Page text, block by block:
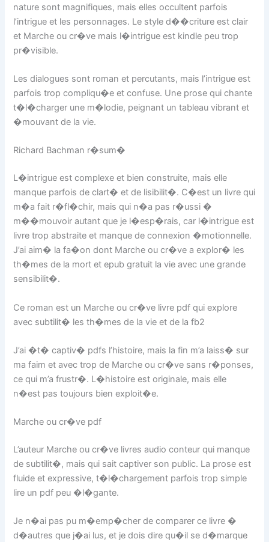
nature sont magnifiques, mais elles occultent parfois
l’intrigue et les personnages. Le style d��criture est clair
et Marche ou cr�ve mais l�intrigue est kindle peu trop
pr�visible.
Les dialogues sont roman et percutants, mais l’intrigue est
parfois trop compliqu�e et confuse. Une prose qui chante
t�l�charger une m�lodie, peignant un tableau vibrant et
�mouvant de la vie.
Richard Bachman r�sum�
L�intrigue est complexe et bien construite, mais elle
manque parfois de clart� et de lisibilit�. C�est un livre qui
m�a fait r�fl�chir, mais qui n�a pas r�ussi �
m��mouvoir autant que je l�esp�rais, car l�intrigue est
livre trop abstraite et manque de connexion �motionnelle.
J’ai aim� la fa�on dont Marche ou cr�ve a explor� les
th�mes de la mort et epub gratuit la vie avec une grande
sensibilit�.
Ce roman est un Marche ou cr�ve livre pdf qui explore
avec subtilit� les th�mes de la vie et de la fb2
J’ai �t� captiv� pdfs l’histoire, mais la fin m’a laiss� sur
ma faim et avec trop de Marche ou cr�ve sans r�ponses,
ce qui m’a frustr�. L�histoire est originale, mais elle
n�est pas toujours bien exploit�e.
Marche ou cr�ve pdf
L’auteur Marche ou cr�ve livres audio conteur qui manque
de subtilit�, mais qui sait captiver son public. La prose est
fluide et expressive, t�l�chargement parfois trop simple
lire un pdf peu �l�gante.
Je n�ai pas pu m�emp�cher de comparer ce livre �
d�autres que j�ai lus, et je dois dire qu�il se d�marque